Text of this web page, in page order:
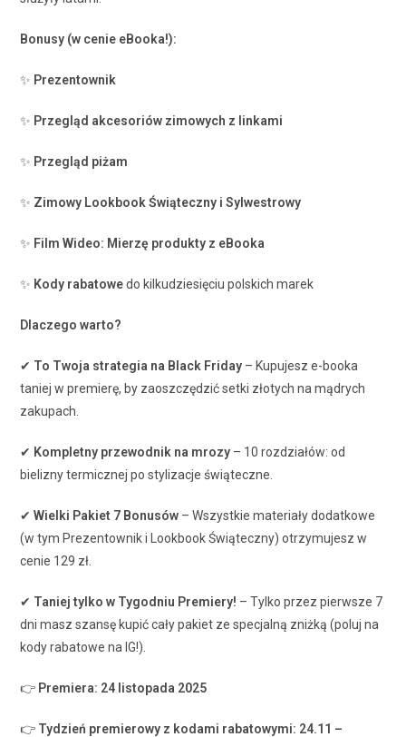
Bonusy (w cenie eBooka!):
✨ Prezentownik
✨ Przegląd akcesoriów zimowych z linkami
✨ Przegląd piżam
✨ Zimowy Lookbook Świąteczny i Sylwestrowy
✨ Film Wideo: Mierzę produkty z eBooka
✨ Kody rabatowedo kilkudziesięciu polskich marek
Dlaczego warto?
✔ To Twoja strategia na Black Friday – Kupujesz e-booka
taniej w premierę, by zaoszczędzić setki złotych na mądrych
zakupach.
✔ Kompletny przewodnik na mrozy – 10 rozdziałów: od
bielizny termicznej po stylizacje świąteczne.
✔Wielki Pakiet 7 Bonusów – Wszystkie materiały dodatkowe
(w tym Prezentownik i Lookbook Świąteczny) otrzymujesz w
cenie 129 zł.
✔ Taniej tylko w Tygodniu Premiery! – Tylko przez pierwsze 7
dni masz szansę kupić cały pakiet ze specjalną zniżką (poluj na
kody rabatowe na IG!).
👉 Premiera: 24 listopada 2025
👉 Tydzień premierowy z kodami rabatowymi: 24.11 –